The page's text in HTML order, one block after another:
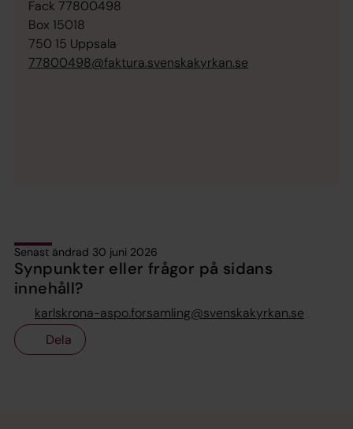
Fack 77800498
Box 15018
750 15 Uppsala
77800498@faktura.svenskakyrkan.se
Senast ändrad 30 juni 2026
Synpunkter eller frågor på sidans
innehåll?
karlskrona-aspo.forsamling@svenskakyrkan.se
Dela